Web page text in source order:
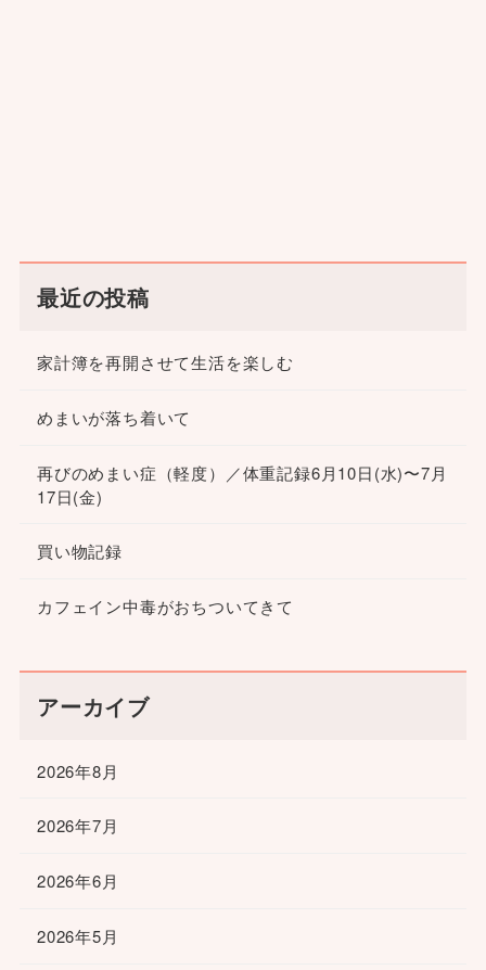
最近の投稿
家計簿を再開させて生活を楽しむ
めまいが落ち着いて
再びのめまい症（軽度）／体重記録6月10日(水)〜7月
17日(金)
買い物記録
カフェイン中毒がおちついてきて
アーカイブ
2026年8月
2026年7月
2026年6月
2026年5月